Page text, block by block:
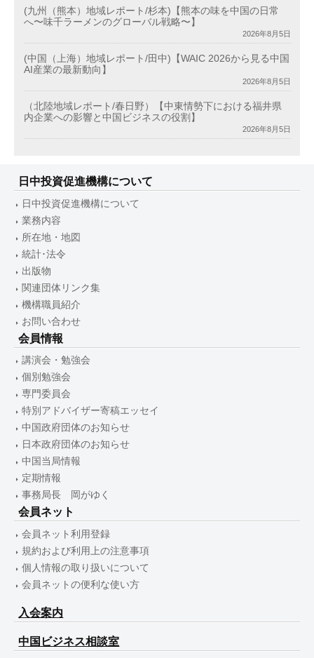
(九州（熊本）地域レポート/杉本)【熊本の味を中国の日常
へ〜味千ラーメンのグローバル戦略〜】
2026年8月5日
(中国（上海）地域レポート/田中)【WAIC 2026から見る中国
AI産業の最新動向】
2026年8月5日
（北陸地域レポート/春日野）【中東情勢下における福井県
内企業への影響と中国ビジネスの役割】
2026年8月5日
日中投資促進機構について
日中投資促進機構について
業務内容
所在地・地図
統計･法令
出版物
関連団体リンク集
機構職員紹介
お問い合わせ
会員情報
講演会・勉強会
個別勉強会
専門委員会
特別アドバイザー寄稿エッセイ
中国政府団体のお知らせ
日本政府団体のお知らせ
中国当局情報
定期情報
事務局長 岡がゆく
会員ネット
会員ネット利用登録
規約および利用上の注意事項
個人情報の取り扱いについて
会員ネットの便利な使い方
入会案内
中国ビジネス相談室